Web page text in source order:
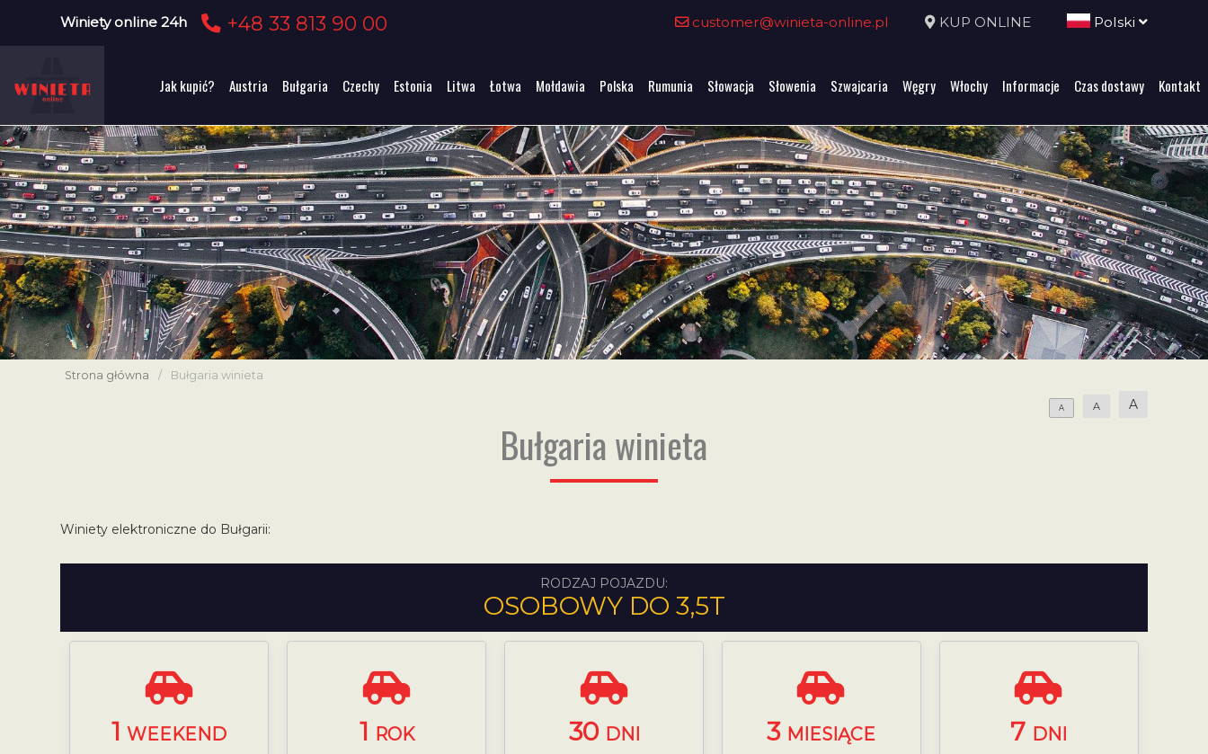
Winiety online 24h +48 33 813 90 00 customer@winieta-online.pl KUP ONLINE Polski
Jak kupić? Austria Bułgaria Czechy Estonia Litwa Łotwa Mołdawia Polska Rumunia Słowacja Słowenia Szwajcaria Węgry Włochy Informacje Czas dostawy Kontakt
Strona główna / Bułgaria winieta
A A A
Bułgaria winieta
Winiety elektroniczne do Bułgarii:
RODZAJ POJAZDU:
OSOBOWY DO 3,5T
1WEEKEND 1 ROK 30 DNI 3 MIESIĄCE 7 DNI